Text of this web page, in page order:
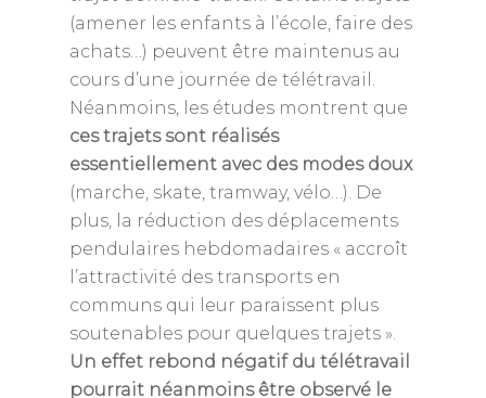
(amener les enfants à l’école, faire des
achats…) peuvent être maintenus au
cours d’une journée de télétravail.
Néanmoins, les études montrent que
ces trajets sont réalisés
essentiellement avec des modes doux
(marche, skate, tramway, vélo…). De
plus, la réduction des déplacements
pendulaires hebdomadaires « accroît
l’attractivité des transports en
communs qui leur paraissent plus
soutenables pour quelques trajets ».
Un effet rebond négatif du télétravail
pourrait néanmoins être observé le